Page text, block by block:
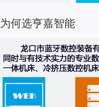
为何选亨嘉智能